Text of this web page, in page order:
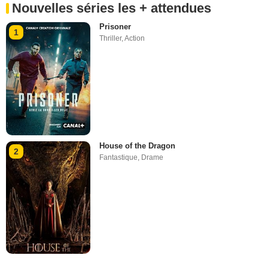
Nouvelles séries les + attendues
1
Prisoner
Thriller,Action
2
House of the Dragon
Fantastique Drame